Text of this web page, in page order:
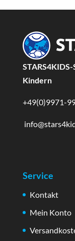
Kindern
+49(0)9971-
Service
Kontakt
Mein Konto